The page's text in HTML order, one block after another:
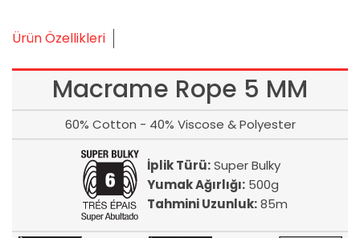
Ürün Özellikleri
Macrame Rope 5 MM
60% Cotton - 40% Viscose & Polyester
İplik Türü:Super Bulky
Yumak Ağırlığı:500g
Tahmini Uzunluk:85m